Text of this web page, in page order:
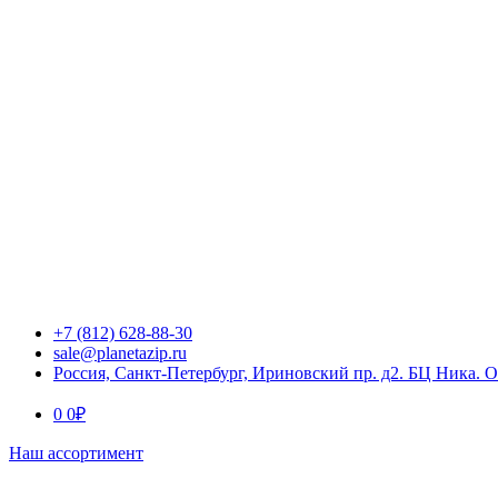
+7 (812) 628-88-30
sale@planetazip.ru
Россия, Санкт-Петербург, Ириновский пр. д2. БЦ Ника.
0 0₽
Наш ассортимент